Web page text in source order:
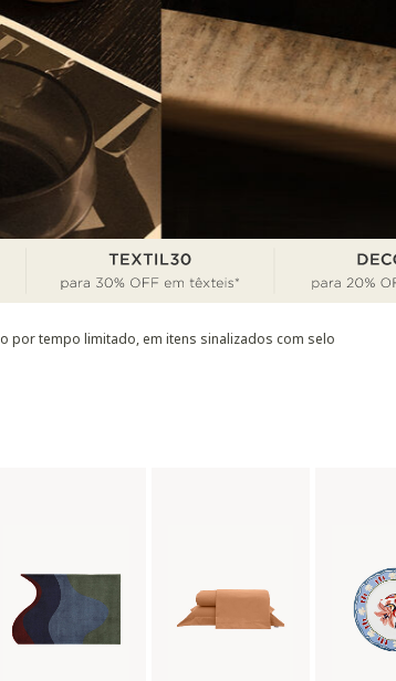
por tempo limitado, em itens sinalizados com selo